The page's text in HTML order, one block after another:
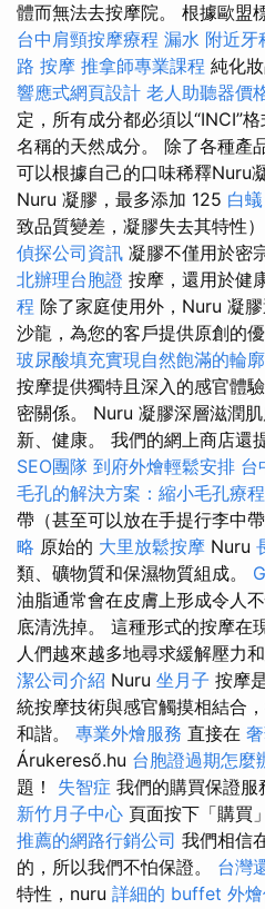
體而無法去按摩院。 根據歐盟
台中肩頸按摩療程 漏水 附近牙
路 按摩 推拿師專業課程 純化
響應式網頁設計 老人助聽器價
定，所有成分都必須以“INCI”
名稱的天然成分。 除了各種產
可以根據自己的口味稀釋Nuru
Nuru 凝膠，最多添加 125 白蟻
致品質變差，凝膠失去其特性）
偵探公司資訊 凝膠不僅用於密
北辦理台胞證 按摩，還用於健
程 除了家庭使用外，Nuru 凝
沙龍，為您的客戶提供原創的
玻尿酸填充實現自然飽滿的輪廓
按摩提供獨特且深入的感官體
密關係。 Nuru 凝膠深層滋潤
新、健康。 我們的網上商店還
SEO團隊 到府外燴輕鬆安排 台
毛孔的解決方案：縮小毛孔療程
帶（甚至可以放在手提行李中
略 原始的 大里放鬆按摩 Nuru
類、礦物質和保濕物質組成。
油脂通常會在皮膚上形成令人
底清洗掉。 這種形式的按摩在
人們越來越多地尋求緩解壓力
潔公司介紹 Nuru 坐月子 按摩
統按摩技術與感官觸摸相結合
和諧。 專業外燴服務 直接在
Árukereső.hu 台胞證過期怎麼
題！ 失智症 我們的購買保證
新竹月子中心 頁面按下「購買
推薦的網路行銷公司 我們相信
的，所以我們不怕保證。 台灣
特性，nuru 詳細的 buffet 外